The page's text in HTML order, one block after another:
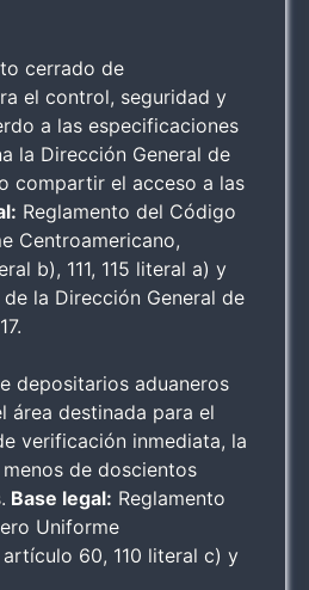
cerrado de
el control, seguridad y
a las especificaciones
la Dirección General de
compartir el acceso a las
Reglamento del Código
Centroamericano,
b), 111, 115 literal a) y
la Dirección General de
depositarios aduaneros
área destinada para el
verificación inmediata, la
de doscientos
Base legal: Reglamento
Uniforme
60, 110 literal c) y